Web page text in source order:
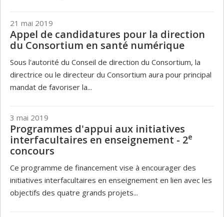
21 mai 2019
Appel de candidatures pour la direction
du Consortium en santé numérique
Sous l'autorité du Conseil de direction du Consortium, la
directrice ou le directeur du Consortium aura pour principal
mandat de favoriser la...
3 mai 2019
Programmes d'appui aux initiatives
interfacultaires en enseignement - 2e
concours
Ce programme de financement vise à encourager des
initiatives interfacultaires en enseignement en lien avec les
objectifs des quatre grands projets...